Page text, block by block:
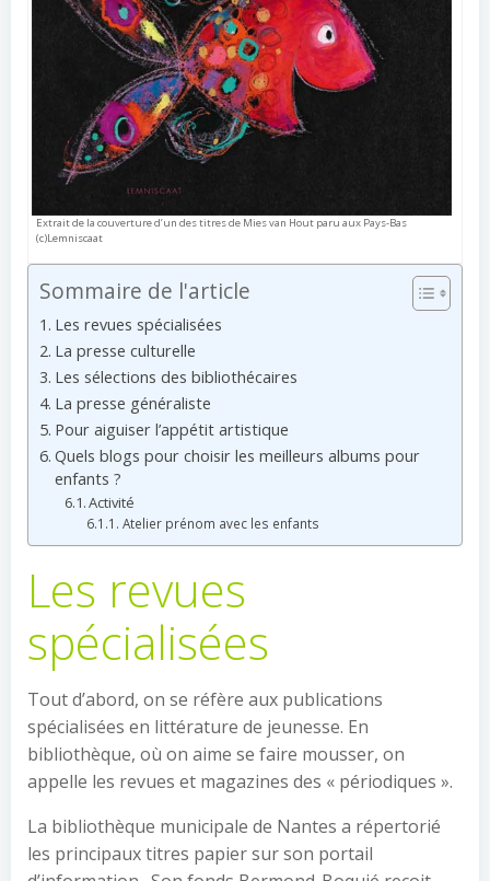
Extrait de la couverture d’un des titres de Mies van Hout paru aux Pays-Bas
(c)Lemniscaat
Sommaire de l'article
Les revues spécialisées
La presse culturelle
Les sélections des bibliothécaires
La presse généraliste
Pour aiguiser l’appétit artistique
Quels blogs pour choisir les meilleurs albums pour
enfants ?
Activité
Atelier prénom avec les enfants
Les revues
spécialisées
Tout d’abord, on se réfère aux publications
spécialisées en littérature de jeunesse. En
bibliothèque, où on aime se faire mousser, on
appelle les revues et magazines des « périodiques ».
La bibliothèque municipale de Nantes a répertorié
les principaux titres papier sur son portail